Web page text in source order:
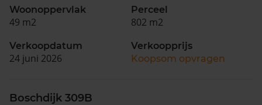
Woonoppervlak
49 m2
Perceel
802 m2
Verkoopdatum
24 juni 2026
Verkoopprijs
Koopsom opvragen
Boschdijk 309B